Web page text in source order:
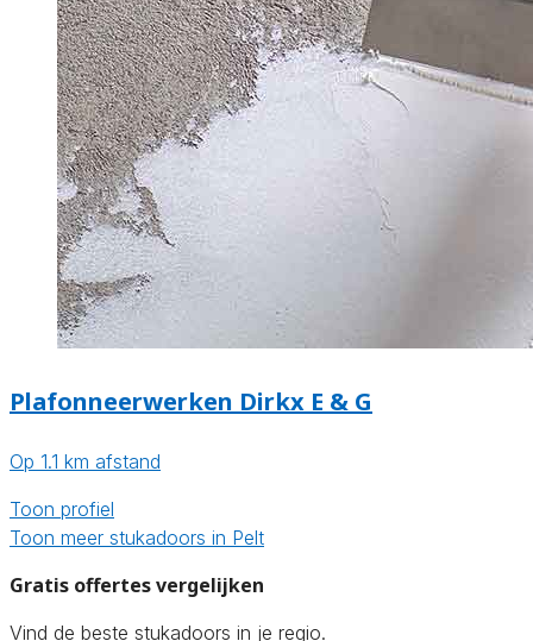
Plafonneerwerken Dirkx E & G
Op 1.1 km afstand
Toon profiel
Toon meer stukadoors in Pelt
Gratis offertes vergelijken
Vind de beste stukadoors in je regio.